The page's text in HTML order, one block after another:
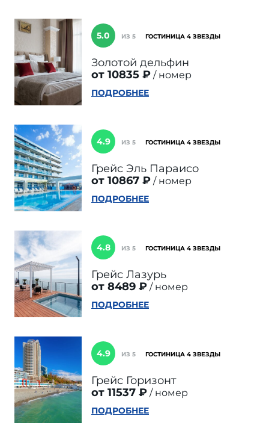
5.0 ИЗ 5 ГОСТИНИЦА 4 ЗВЕЗДЫ
Золотой дельфин
от 10835 ₽
номер
ПОДРОБНЕЕ
4.9 ИЗ 5 ГОСТИНИЦА 4 ЗВЕЗДЫ
Грейс Эль Параисо
от 10867 ₽
номер
ПОДРОБНЕЕ
4.8 ИЗ 5 ГОСТИНИЦА 4 ЗВЕЗДЫ
Грейс Лазурь
от 8489 ₽
номер
ПОДРОБНЕЕ
4.9 ИЗ 5 ГОСТИНИЦА 4 ЗВЕЗДЫ
Грейс Горизонт
от 11537 ₽
номер
ПОДРОБНЕЕ